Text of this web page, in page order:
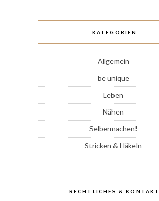
KATEGORIEN
Allgemein
be unique
Leben
Nähen
Selbermachen!
Stricken & Häkeln
RECHTLICHES & KONTAKT